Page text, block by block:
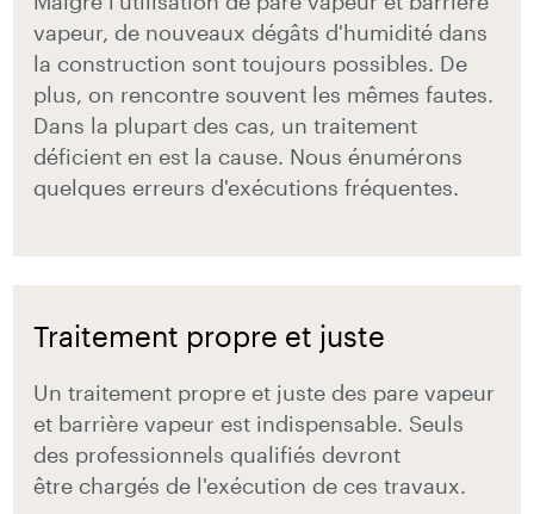
vapeur, de nouveaux dégâts d'humidité dans
la construction sont toujours possibles. De
plus, on rencontre souvent les mêmes fautes.
Dans la plupart des cas, un traitement
déficient en est la cause. Nous énumérons
quelques erreurs d'exécutions fréquentes.
Traitement propre et juste
Un traitement propre et juste des pare vapeur
et barrière vapeur est indispensable. Seuls
des professionnels qualifiés devront
être chargés de l'exécution de ces travaux.